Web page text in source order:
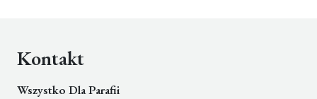
Kontakt
Wszystko Dla Parafii